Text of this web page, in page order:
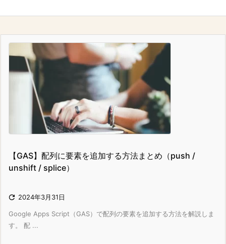
【GAS】配列に要素を追加する方法まとめ（push /
unshift / splice）
 2024年3月31日
Google Apps Script（GAS）で配列の要素を追加する方法を解説しま
す。 配 ...